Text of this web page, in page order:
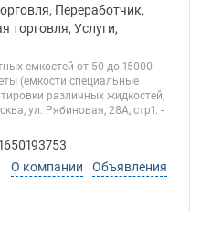
Переработчик,
торговля, Услуги,
емкостей от 50 до 15000
(емкости специальные
различных жидкостей,
ул. Рябиновая, 28А, стр1. -
О компании
Объявления